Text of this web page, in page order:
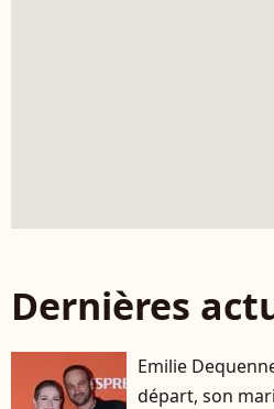
Dernières
Emilie
départ, son